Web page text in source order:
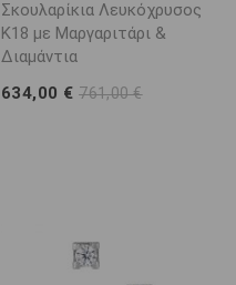
Σκουλαρίκια Λευκόχρυσος
Κ18 με Μαργαριτάρι &
Διαμάντια
634,00 €761,00 €